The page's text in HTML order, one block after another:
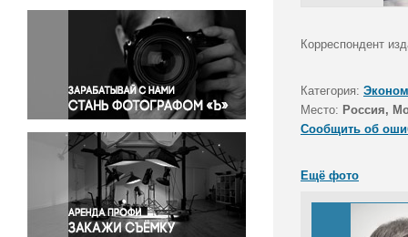
Окружающая среда
Политика
Правосудие
Происшествия и конфликты
Религия
Светская жизнь
Спорт
Экология
Экономика и бизнес
Корреспондент
Категория:
Место: Россия,
Сообщить об
Ещё фото